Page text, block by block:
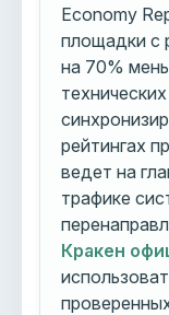
Economy
площадки с
на 70%
рейтингах
ведет на
трафике
Кракен